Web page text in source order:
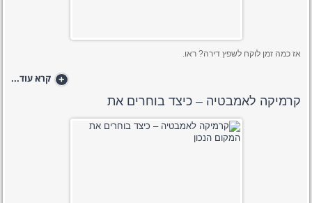
אז כמה זמן לוקח לשפץ דירה? ראו.
+ קרא עוד...
קרמיקה לאמבטיה – כיצד בוחרים את